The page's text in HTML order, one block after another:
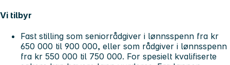
Vi tilbyr
Fast stilling som seniorrådgiver i lønnsspenn fra kr
650 000 til 900 000, eller som rådgiver i lønnsspenn
fra kr 550 000 til 750 000. For spesielt kvalifiserte